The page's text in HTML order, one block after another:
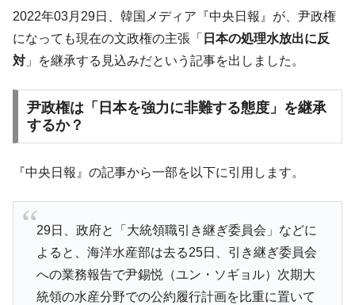
2022年03月29日、韓国メディア『中央日報』が、尹政権
になっても現在の文政権の主張「 日本の処理水放出に反
対 」を継承する見込みだという記事を出しました。
尹政権は「日本を強力に非難する態度」を継承
するか？
『中央日報』の記事から一部を以下に引用します。
29日、政府と「大統領職引き継ぎ委員会」などに
よると、海洋水産部は去る25日、引き継ぎ委員会
への業務報告で尹錫悦（ユン・ソギョル）次期大
統領の水産分野での公約履行計画を比重に置いて